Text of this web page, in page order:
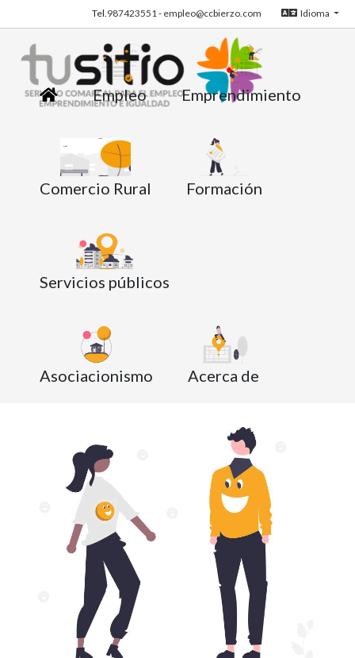
Tel.987423551- empleo@ccbierzo.com Idioma
Empleo Emprendimiento
Comercio Rural Formación
Servicios públicos
Asociacionismo Acerca de